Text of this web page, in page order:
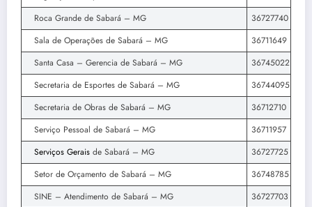
Roca Grande de Sabará – MG
36727740
Sala de Operações de Sabará – MG
36711649
Santa Casa – Gerencia de Sabará – MG
36745022
Secretaria de Esportes de Sabará – MG
36744095
Secretaria de Obras de Sabará – MG
36712710
Serviço Pessoal de Sabará – MG
36711957
Serviços Gerais de Sabará – MG
36727725
Setor de Orçamento de Sabará – MG
36748785
SINE – Atendimento de Sabará – MG
36727703